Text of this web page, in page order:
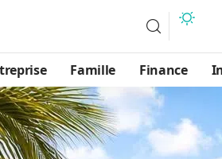
Famille Finance